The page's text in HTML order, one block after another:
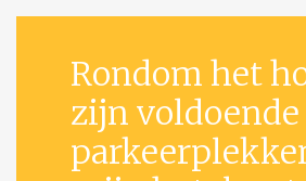
Rondom het
zijn voldoende